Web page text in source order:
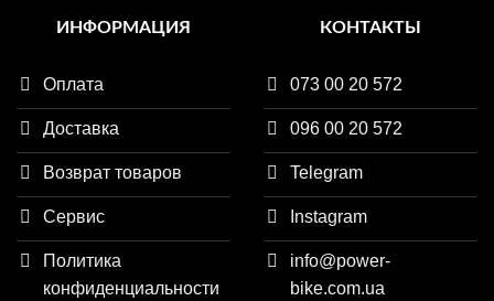
ИНФОРМАЦИЯ
Оплата
Доставка
Возврат товаров
Сервис
Политика
конфиденциальности
КОНТАКТЫ
073 00 20 572
096 00 20 572
Telegram
Instagram
info@power-
bike.com.ua